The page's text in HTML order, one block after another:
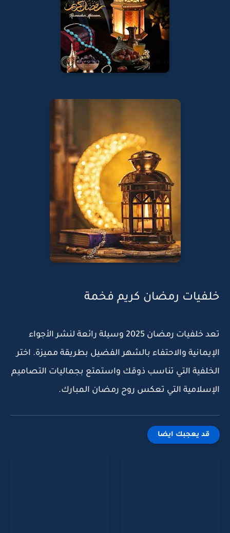
خلفيات رمضان كريم فخمة
تعد خلفيات رمضان 2025 وسيلة رائعة لنشر الأجواء
الإيمانية والاحتفاء بالشهر الفضيل بطريقة مميزة. اختر
الخلفية التي تناسب ذوقك واستمتع بجماليات التصاميم
الإسلامية التي تعكس روح رمضان المبارك.
قد يعجبك ايضا